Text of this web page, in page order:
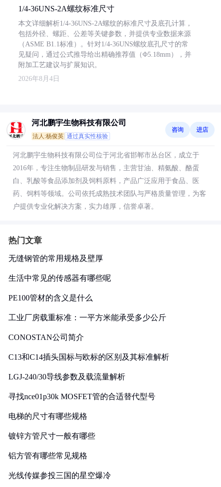
1/4-36UNS-2A螺纹标准尺寸
本文详细解析1/4-36UNS-2A螺纹的标准尺寸及底孔计算，
包括外径、螺距、公差等关键参数，并提供专业数据来源
（ASME B1.1标准）。针对1/4-36UNS螺纹底孔尺寸的常
见疑问，通过公式推导给出精确推荐值（Φ5.18mm），并
附加工艺建议与扩展知识。
2026年8月4日
河北鹏宇生物科技有限公司
法人:杨俊英 通过真实性核验
咨询 进店
河北鹏宇生物科技有限公司位于河北省邯郸市丛台区，成立于
2016年，专注生物制品研发与销售，主营甘油、精氨酸、酪蛋
白、乳酸等食品添加剂及饲料原料，产品广泛应用于食品、医
药、饲料等领域。公司依托成熟技术团队与严格质量管理，为客
户提供专业化解决方案，实力雄厚，信誉卓著。
热门文章
无缝钢管的常用规格及壁厚
生活中常见的传感器有哪些呢
PE100管材的含义是什么
工业厂房载重标准：一平方米能承受多少公斤
CONOSTAN公司简介
C13和C14插头国标与欧标的区别及其标准解析
LGJ-240/30导线参数及载流量解析
寻找nce01p30k MOSFET管的合适替代型号
电梯的尺寸有哪些规格
镀锌方管尺寸一般有哪些
铝方管有哪些常见规格
光线传媒参投三国的星空爆冷